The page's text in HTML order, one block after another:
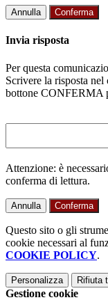
Annulla Conferma
Invia risposta
Per questa
Scrivere la risposta nel
bottone CONFERMA
Attenzione: è
conferma di lettura.
Annulla Conferma
Questo sito o gli
cookie necessari al
COOKIE POLICY.
Personalizza Rifiuta
Gestione cookie